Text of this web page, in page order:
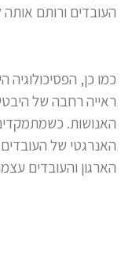
העובדים ורותם אותה
כמו כן,
ראייה רחבה של
האנושות.
האנרגטי של
הארגון והעובדים